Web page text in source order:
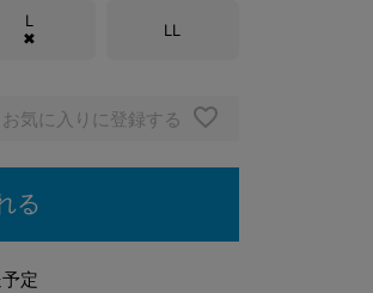
L
✖
LL
お気に入りに登録する
る
定